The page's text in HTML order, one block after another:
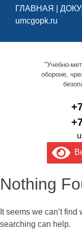
ГЛАВНАЯ
umcgopk.ru
"Учебно-
обороне,
Nothing
It seems we can’t
searching can help.